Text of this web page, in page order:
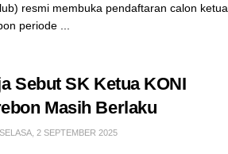
resmi membuka pendaftaran calon ketua
periode ...
Sebut SK Ketua KONI
Masih Berlaku
2 SEPTEMBER 2025